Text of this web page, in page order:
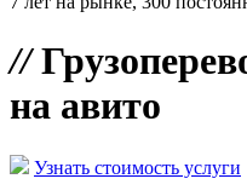
//
на авито
Узнать стоимость услуги